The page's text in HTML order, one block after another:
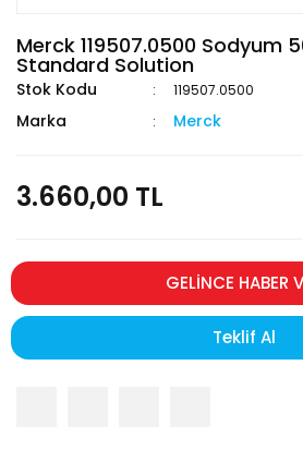
Merck 119507.0500 Sodyum
Standard Solution
Stok Kodu 119507.0500
Marka Merck
3.660,00 TL
GELİNCE HABER
Teklif Al